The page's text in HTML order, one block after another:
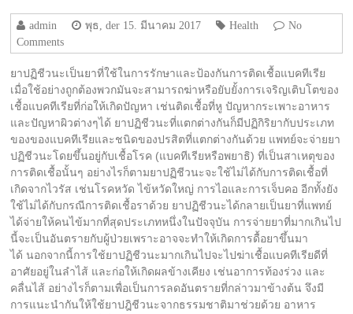
admin พุธ, der 15. มีนาคม 2017 Health
No
Comments
ยาปฏิชีวนะเป็นยาที่ใช้ในการรักษาและป้องกันการติดเชื้อแบคทีเรีย
เมื่อใช้อย่างถูกต้องพวกมันจะสามารถฆ่าหรือยับยั้งการเจริญเติบโตของ
เชื้อแบคทีเรียที่ก่อให้เกิดปัญหา เช่นติดเชื้อที่หู ปัญหากระเพาะอาหาร
และปัญหาผิวต่างๆได้ ยาปฏิชีวนะที่แตกต่างกันก็มีปฏิกิริยากับประเภท
ของของแบคทีเรียและชนิดของปรสิตที่แตกต่างกันด้วย แพทย์จะจ่ายยา
ปฏิชีวนะโดยขึ้นอยู่กับเชื้อโรค (แบคทีเรียหรือพยาธิ) ที่เป็นสาเหตุของ
การติดเชื้อนั้นๆ อย่างไรก็ตามยาปฏิชีวนะจะใช้ไม่ได้กับการติดเชื้อที่
เกิดจากไวรัส เช่นโรคหวัด ไข้หวัดใหญ่ การไอและการเจ็บคอ อีกทั้งยัง
ใช้ไม่ได้กับกรณีการติดเชื้อราด้วย ยาปฏิชีวนะได้กลายเป็นยาที่แพทย์
ได้จ่ายให้คนไข้มากที่สุดประเภทหนึ่งในปัจจุบัน การจ่ายยาที่มากเกินไป
นี้จะเป็นอันตรายกับผู้ป่วยเพราะอาจจะทำให้เกิดการดื้อยาขึ้นมา
ได้ นอกจากนี้การใช้ยาปฏิชีวนะมากเกินไปจะไปฆ่าเชื้อแบคทีเรียดีที่
อาศัยอยู่ในลำไส้ และก่อให้เกิดผลข้างเคียง เช่นอาการท้องร่วง และ
คลื่นไส้ อย่างไรก็ตามเพื่อเป็นการลดอันตรายที่กล่าวมาข้างต้น จึงมี
การแนะนำกันให้ใช้ยาปฎิชีวนะจากธรรมชาติมาช่วยด้วย อาหาร